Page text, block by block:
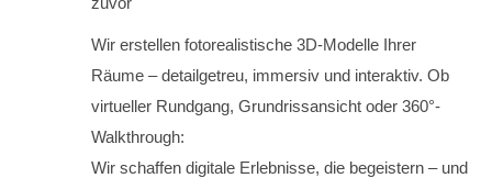
Wir erstellen fotorealistische 3D-Modelle Ihrer
Räume – detailgetreu, immersiv und interaktiv. Ob
virtueller Rundgang, Grundrissansicht oder 360°-
Walkthrough:
Wir schaffen digitale Erlebnisse, die begeistern – und